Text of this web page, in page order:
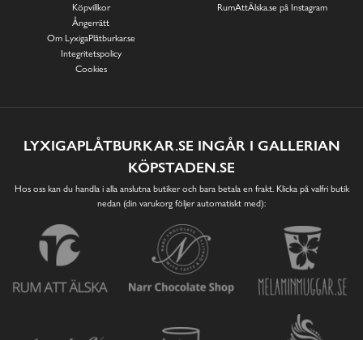
Köpvillkor
Ångerrätt
Om LyxigaPlåtburkar.se
Integritetspolicy
Cookies
RumAttÄlska.se på Instagram
LYXIGAPLÅTBURKAR.SE INGÅR I GALLERIAN
KÖPSTADEN.SE
Hos oss kan du handla i alla anslutna butiker och bara betala en frakt. Klicka på valfri butik
nedan (din varukorg följer automatiskt med):